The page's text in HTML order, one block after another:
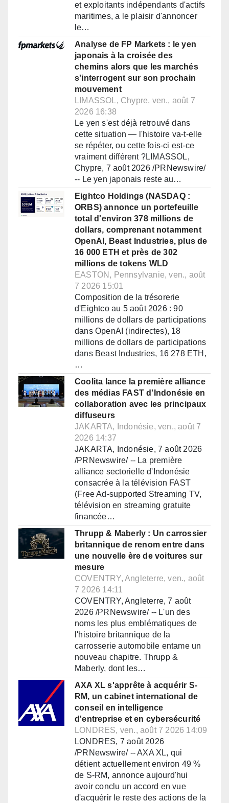
et exploitants indépendants d'actifs
maritimes, a le plaisir d'annoncer
le…
Analyse de FP Markets : le yen
japonais à la croisée des
chemins alors que les marchés
s'interrogent sur son prochain
mouvement
LIMASSOL, Chypre, ven., août 7
2026 16:38
Le yen s'est déjà retrouvé dans
cette situation — l'histoire va-t-elle
se répéter, ou cette fois-ci est-ce
vraiment différent ?LIMASSOL,
Chypre, 7 août 2026 /PRNewswire/
-- Le yen japonais reste au…
Eightco Holdings (NASDAQ :
ORBS) annonce un portefeuille
total d'environ 378 millions de
dollars, comprenant notamment
OpenAI, Beast Industries, plus de
16 000 ETH et près de 302
millions de tokens WLD
EASTON, Pennsylvanie, ven., août
7 2026 15:01
Composition de la trésorerie
d'Eightco au 5 août 2026 : 90
millions de dollars de participations
dans OpenAI (indirectes), 18
millions de dollars de participations
dans Beast Industries, 16 278 ETH,
…
Coolita lance la première alliance
des médias FAST d'Indonésie en
collaboration avec les principaux
diffuseurs
JAKARTA, Indonésie, ven., août 7
2026 14:37
JAKARTA, Indonésie, 7 août 2026
/PRNewswire/ -- La première
alliance sectorielle d'Indonésie
consacrée à la télévision FAST
(Free Ad-supported Streaming TV,
télévision en streaming gratuite
financée…
Thrupp & Maberly : Un carrossier
britannique de renom entre dans
une nouvelle ère de voitures sur
mesure
COVENTRY, Angleterre, ven., août
7 2026 14:11
COVENTRY, Angleterre, 7 août
2026 /PRNewswire/ -- L'un des
noms les plus emblématiques de
l'histoire britannique de la
carrosserie automobile entame un
nouveau chapitre. Thrupp &
Maberly, dont les…
AXA XL s'apprête à acquérir S-
RM, un cabinet international de
conseil en intelligence
d'entreprise et en cybersécurité
LONDRES, ven., août 7 2026 14:09
LONDRES, 7 août 2026
/PRNewswire/ -- AXA XL, qui
détient actuellement environ 49 %
de S-RM, annonce aujourd'hui
avoir conclu un accord en vue
d'acquérir le reste des actions de la